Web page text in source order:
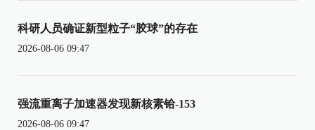
科研人员确证新型粒子“胶球”的存在
2026-08-06 09:47
强流重离子加速器发现新核素铪-153
2026-08-06 09:47